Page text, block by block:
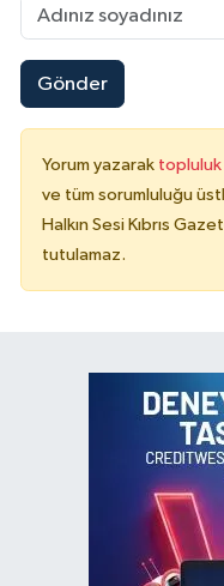
Gönder
Yorum yazarak topluluk
ve tüm sorumluluğu
Halkın Sesi Kıbrıs
tutulamaz.